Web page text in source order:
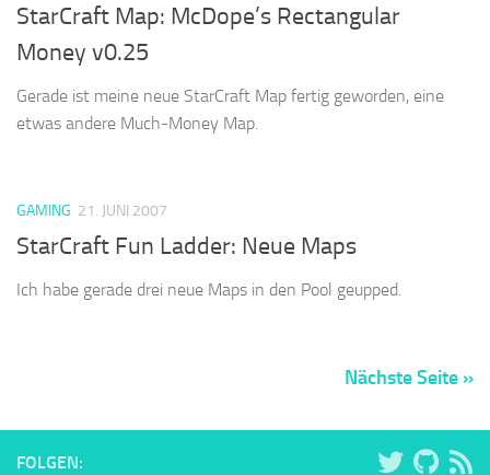
StarCraft Map: McDope’s Rectangular
Money v0.25
Gerade ist meine neue StarCraft Map fertig geworden, eine
etwas andere Much-Money Map.
GAMING 21. JUNI 2007
StarCraft Fun Ladder: Neue Maps
Ich habe gerade drei neue Maps in den Pool geupped.
Nächste Seite »
FOLGEN: